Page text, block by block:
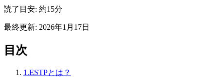
読了目安: 約15分
最終更新: 2026年1月17日
目次
1 .ESTPとは？